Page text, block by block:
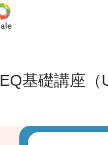
EQ基礎講座